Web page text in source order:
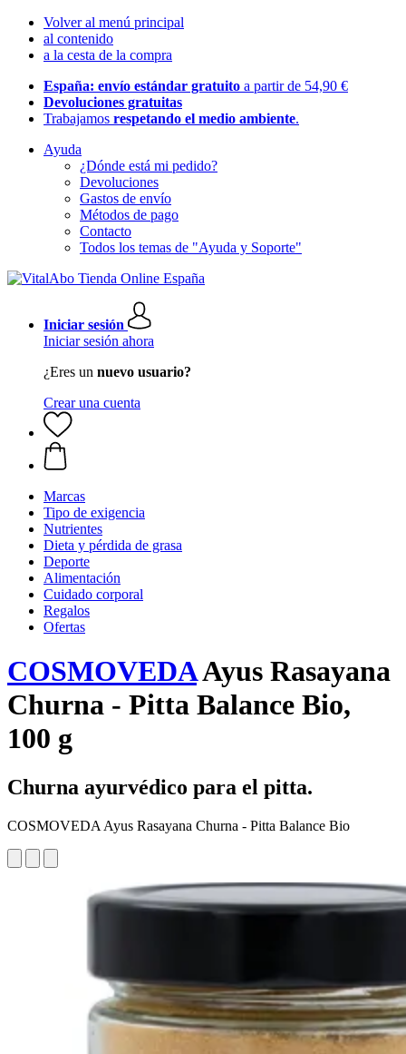
Volver al menú principal
al contenido
a la cesta de la compra
España: envío estándar gratuito a partir de 54,90 €
Devoluciones gratuitas
Trabajamos respetando el medio ambiente.
Ayuda
¿Dónde está mi pedido?
Devoluciones
Gastos de envío
Métodos de pago
Contacto
Todos los temas de "Ayuda y Soporte"
Iniciar sesión
Iniciar sesión ahora
¿Eres un nuevo usuario?
Crear una cuenta
Marcas
Tipo de exigencia
Nutrientes
Dieta y pérdida de grasa
Deporte
Alimentación
Cuidado corporal
Regalos
Ofertas
COSMOVEDAAyus Rasayana
Churna - Pitta Balance Bio,
100 g
Churna ayurvédico para el pitta.
COSMOVEDA Ayus Rasayana Churna - Pitta Balance Bio